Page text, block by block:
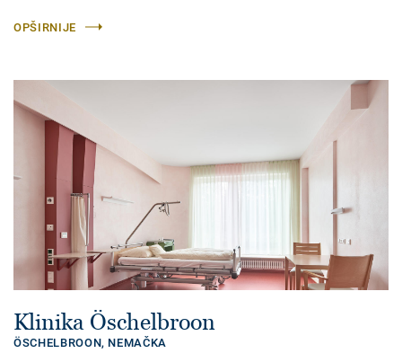
OPŠIRNIJE
Klinika Öschelbroon
ÖSCHELBROON, NEMAČKA